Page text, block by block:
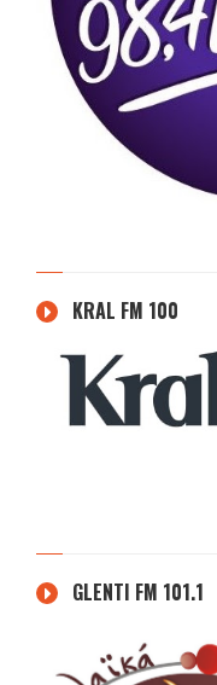
KRAL FM 100
GLENTI FM 101.1